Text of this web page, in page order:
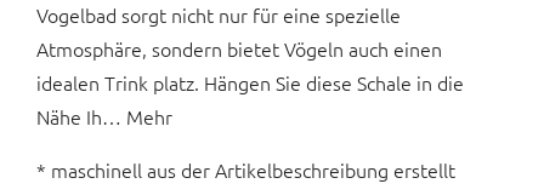
Vogelbad sorgt nicht nur für eine spezielle
Atmosphäre, sondern bietet Vögeln auch einen
idealen Trink platz. Hängen Sie diese Schale in die
Nähe Ih… Mehr
* maschinell aus der Artikelbeschreibung erstellt